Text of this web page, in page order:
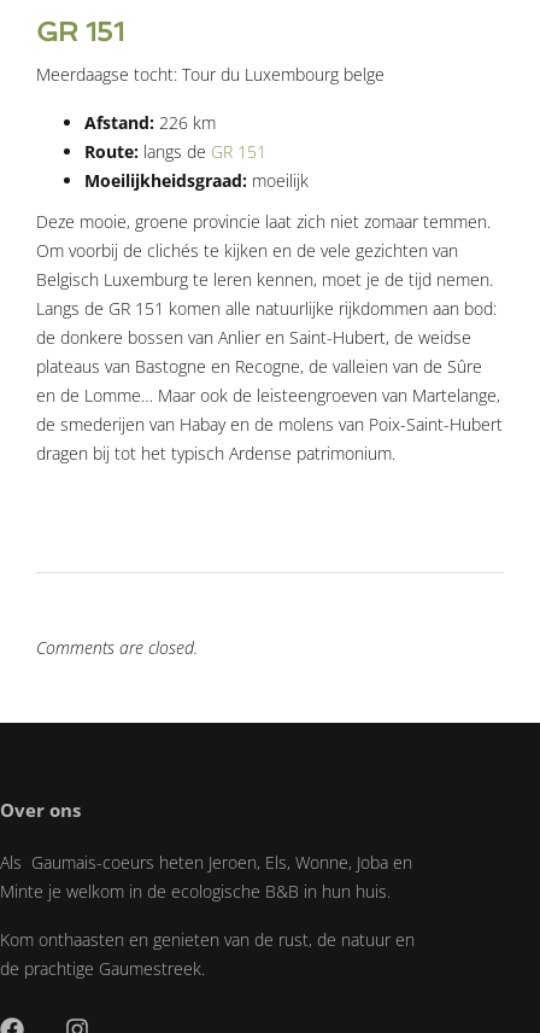
GR 151
Meerdaagse tocht: Tour du Luxembourg belge
Afstand: 226 km
Route: langs de GR 151
Moeilijkheidsgraad: moeilijk
Deze mooie, groene provincie laat zich niet zomaar temmen.
Om voorbij de clichés te kijken en de vele gezichten van
Belgisch Luxemburg te leren kennen, moet je de tijd nemen.
Langs de GR 151 komen alle natuurlijke rijkdommen aan bod:
de donkere bossen van Anlier en Saint-Hubert, de weidse
plateaus van Bastogne en Recogne, de valleien van de Sûre
en de Lomme… Maar ook de leisteengroeven van Martelange,
de smederijen van Habay en de molens van Poix-Saint-Hubert
dragen bij tot het typisch Ardense patrimonium.
Comments are closed.
Over ons
Als Gaumais-coeurs heten Jeroen, Els, Wonne, Joba en
Minte je welkom in de ecologische B&B in hun huis.
Kom onthaasten en genieten van de rust, de natuur en
de prachtige Gaumestreek.